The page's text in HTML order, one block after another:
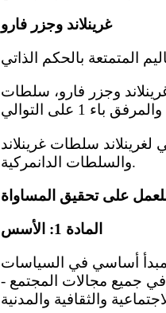
غرينلاند وجزر فارو
وجزر فارو، سلطات
الحكم الذاتي لغرينلاند سلطات غرينلاند
والسلطات الدانمركية.
المادة 1: الأسس
أساسي في السياسات
في جميع مجالات المجتمع -